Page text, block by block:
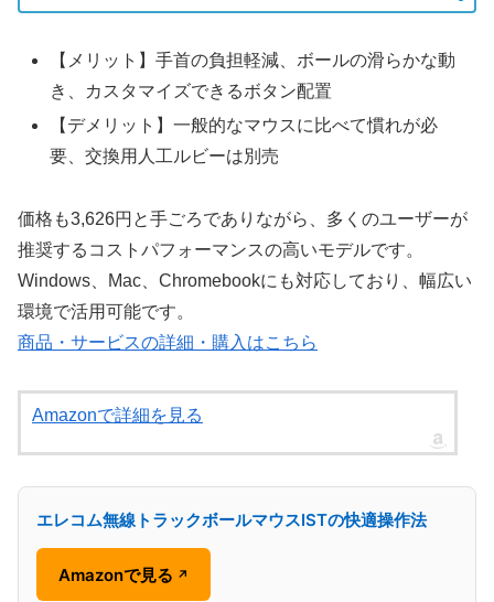
【メリット】手首の負担軽減、ボールの滑らかな動
き、カスタマイズできるボタン配置
【デメリット】一般的なマウスに比べて慣れが必
要、交換用人工ルビーは別売
価格も3,626円と手ごろでありながら、多くのユーザーが
推奨するコストパフォーマンスの高いモデルです。
Windows、Mac、Chromebookにも対応しており、幅広い
環境で活用可能です。
商品・サービスの詳細・購入はこちら
Amazonで詳細を見る
エレコム無線トラックボールマウスISTの快適操作法
Amazonで見る ↗